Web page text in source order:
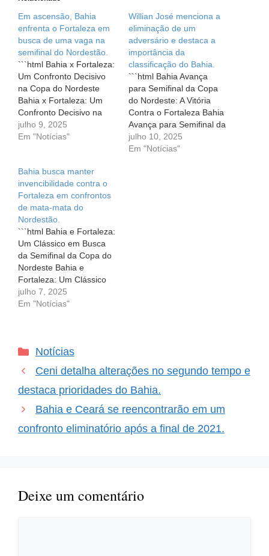
Em ascensão, Bahia
enfrenta o Fortaleza em
busca de uma vaga na
semifinal do Nordestão.
```html Bahia x Fortaleza:
Um Confronto Decisivo
na Copa do Nordeste
Bahia x Fortaleza: Um
Confronto Decisivo na
Copa do Nordeste A
emoção está no ar,
Esquadrão de Aço
retorna aos gramados
em um momento crucial,
enfrentando o Fortaleza
pelas quartas…
julho 9, 2025
Em "Notícias"
Willian José menciona a
eliminação de um
adversário e destaca a
importância da
classificação do Bahia.
```html Bahia Avança
para Semifinal da Copa
do Nordeste: A Vitória
Contra o Fortaleza Bahia
Avança para Semifinal da
Copa do Nordeste: A
Vitória Contra o Fortaleza
julho 10, 2025
Em "Notícias"
Bahia busca manter
invencibilidade contra o
Fortaleza em confrontos
de mata-mata do
Nordestão.
```html Bahia e Fortaleza:
Um Clássico em Busca
da Semifinal da Copa do
Nordeste Bahia e
Fortaleza: Um Clássico
em Busca da Semifinal
da Copa do Nordeste Na
Fortaleza se encontram
pelas quartas de final
da…
julho 7, 2025
Em "Notícias"
Categorias
Notícias
Ceni detalha alterações no segundo tempo e
destaca prioridades do Bahia.
Bahia e Ceará se reencontrarão em um
confronto eliminatório após a final de 2021.
Deixe um comentário